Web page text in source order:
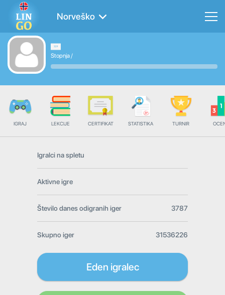
Norveško
Stopnja/
IGRAJ LEKCIJE CERTIFIKAT STATISTIKA TURNIR
Igralci na spletu
Aktivne igre
Število danes odigranih iger 3787
Skupno iger 31536226
Eden igralec